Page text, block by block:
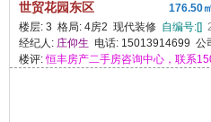
世贸花园东区 176.50
楼层: 3 格局: 4房2 现代装修 自编号:[]
经纪人: 庄仰生 电话: 15013914699 公
楼评:恒丰房产二手房咨询中心，联系